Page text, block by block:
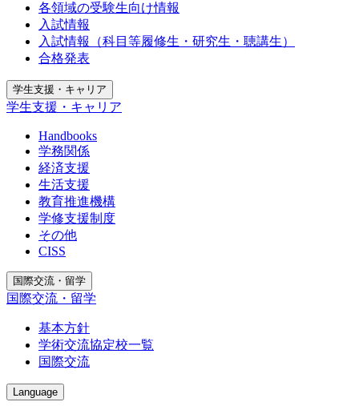
各領域の受験生向け情報
入試情報
入試情報（科目等履修生・研究生・聴講生）
合格発表
学生支援・キャリア
学生支援・キャリア
Handbooks
学務関係
経済支援
生活支援
教育推進機構
学修支援制度
その他
CISS
国際交流・留学
国際交流・留学
基本方針
学術交流協定校一覧
国際交流
Language